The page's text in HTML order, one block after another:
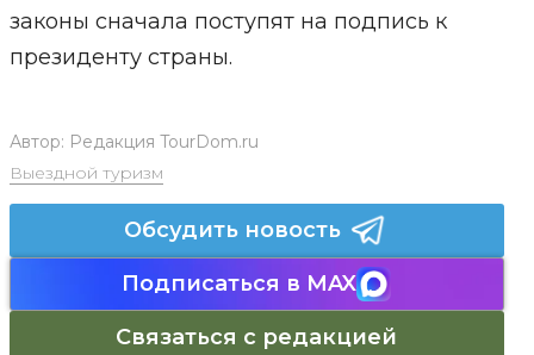
законы сначала поступят на подпись к
президенту страны.
Автор: Редакция TourDom.ru
Выездной туризм
Обсудить новость
Подписаться в MAX
Связаться с редакцией